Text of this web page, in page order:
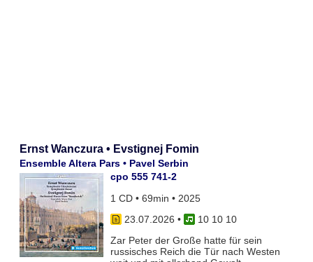
Ernst Wanczura • Evstignej Fomin
Ensemble Altera Pars • Pavel Serbin
cpo 555 741-2
1 CD • 69min • 2025
23.07.2026 •
10 10 10
Zar Peter der Große hatte für sein
russisches Reich die Tür nach Westen